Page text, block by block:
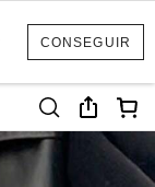
CONSEGUIR